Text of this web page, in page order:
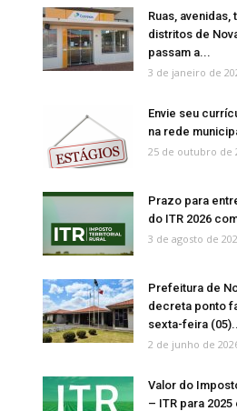
Ruas, avenidas,
distritos de
passam a...
3 de janeiro de
Envie seu
na rede
25 de outubro de
Prazo para
do ITR 2026
3 de agosto de
Prefeitura de
decreta ponto
sexta-feira
2 de junho de
Valor do
– ITR para